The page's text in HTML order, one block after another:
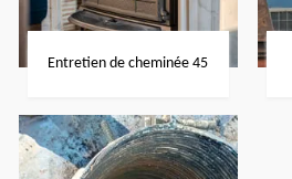
Entretien de cheminée 45